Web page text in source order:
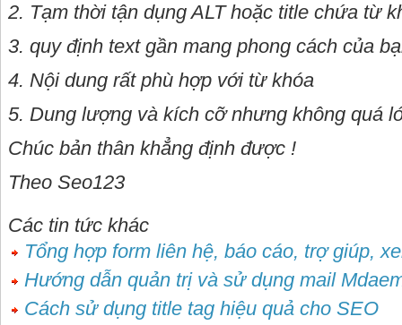
2. Tạm thời tận dụng ALT hoặc title chứa từ
3. quy định text gần mang phong cách của
4. Nội dung rất phù hợp với từ khóa
5. Dung lượng và kích cỡ nhưng không quá
Chúc bản thân khẳng định được !
Theo Seo123
Các tin tức khác
Tổng hợp form liên hệ, báo cáo, trợ giúp,
Hướng dẫn quản trị và sử dụng mail
Cách sử dụng title tag hiệu quả cho SEO